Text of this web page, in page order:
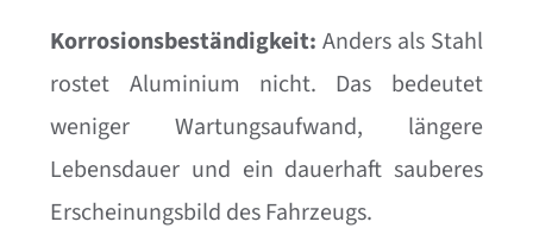
Korrosionsbeständigkeit: Anders als Stahl
rostet Aluminium nicht. Das bedeutet
weniger Wartungsaufwand, längere
Lebensdauer und ein dauerhaft sauberes
Erscheinungsbild des Fahrzeugs.